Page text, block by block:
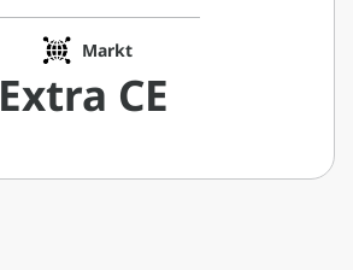
Markt
Extra CE